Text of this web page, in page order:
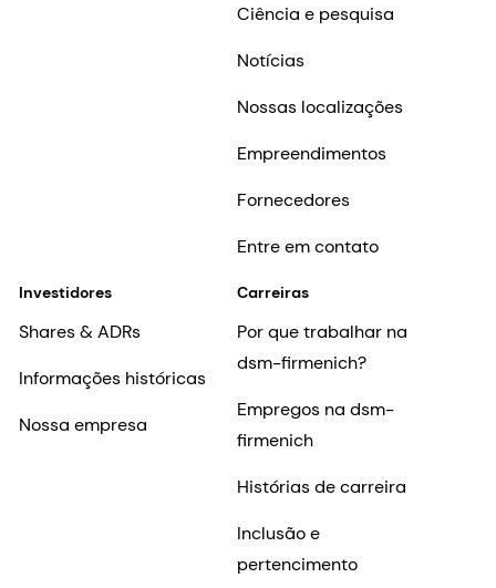
Ciência e pesquisa
Notícias
Nossas localizações
Empreendimentos
Fornecedores
Entre em contato
Investidores
Shares & ADRs
Informações históricas
Nossa empresa
Carreiras
Por que trabalhar na
dsm-firmenich?
Empregos na dsm-
firmenich
Histórias de carreira
Inclusão e
pertencimento